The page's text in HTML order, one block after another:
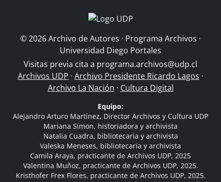
© 2026 Archivo de Autores · Programa Archivos ·
Universidad Diego Portales
Visitas previa cita a programa.archivos@udp.cl
Archivos UDP · Archivo Presidente Ricardo Lagos ·
Archivo La Nación · Cultura Digital
Equipo:
Alejandro Arturo Martínez, Director Archivos y Cultura UDP
Mariana Simon, historiadora y archivista
Natalia Cuadra, bibliotecaria y archivista
Valeska Meneses, bibliotecaria y archivista
Camila Araya, practicante de Archivos UDP, 2025
Valentina Muñoz, practicante de Archivos UDP, 2025.
Kristhofer Frex Flores, practicante de Archivos UDP, 2025.